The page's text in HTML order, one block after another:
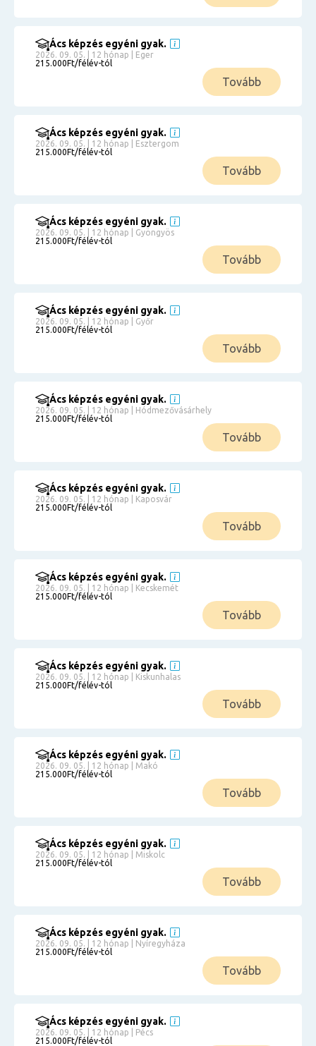
Ács képzés egyéni gyak.
2026. 09. 05. | 12 hónap | Eger
215.000Ft/félév-tól
Tovább
Ács képzés egyéni gyak.
2026. 09. 05. | 12 hónap | Esztergom
215.000Ft/félév-tól
Tovább
Ács képzés egyéni gyak.
2026. 09. 05. | 12 hónap | Gyöngyös
215.000Ft/félév-tól
Tovább
Ács képzés egyéni gyak.
2026. 09. 05. | 12 hónap | Győr
215.000Ft/félév-tól
Tovább
Ács képzés egyéni gyak.
2026. 09. 05. | 12 hónap | Hódmezővásárhely
215.000Ft/félév-tól
Tovább
Ács képzés egyéni gyak.
2026. 09. 05. | 12 hónap | Kaposvár
215.000Ft/félév-tól
Tovább
Ács képzés egyéni gyak.
2026. 09. 05. | 12 hónap | Kecskemét
215.000Ft/félév-tól
Tovább
Ács képzés egyéni gyak.
2026. 09. 05. | 12 hónap | Kiskunhalas
215.000Ft/félév-tól
Tovább
Ács képzés egyéni gyak.
2026. 09. 05. | 12 hónap | Makó
215.000Ft/félév-tól
Tovább
Ács képzés egyéni gyak.
2026. 09. 05. | 12 hónap | Miskolc
215.000Ft/félév-tól
Tovább
Ács képzés egyéni gyak.
2026. 09. 05. | 12 hónap | Nyíregyháza
215.000Ft/félév-tól
Tovább
Ács képzés egyéni gyak.
2026. 09. 05. | 12 hónap | Pécs
215.000Ft/félév-tól